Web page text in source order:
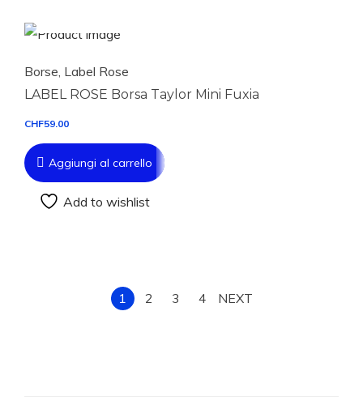
Borse Label Rose
LABEL ROSE Borsa Taylor Mini Fuxia
CHF59.00
Aggiungi al carrello
Add to wishlist
1 2 3 4 NEXT